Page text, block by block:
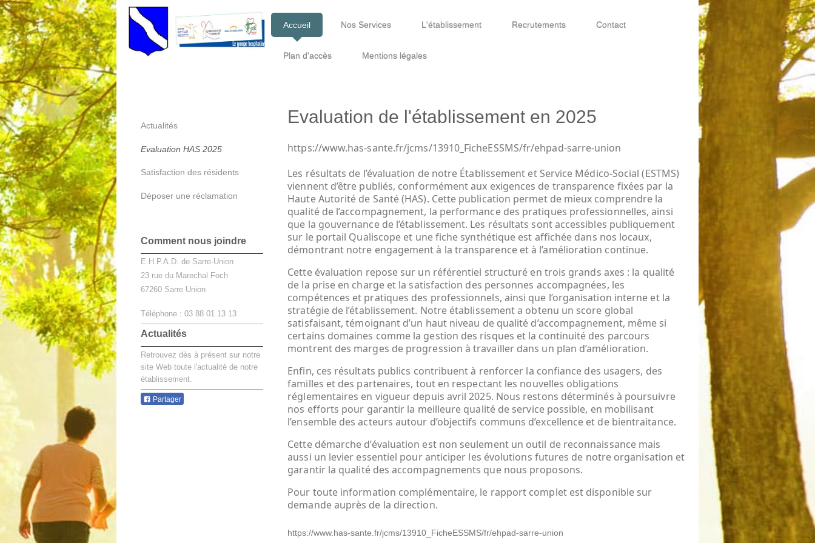
Accueil Nos Services L'établissement Recrutements Contact
Plan d'accès Mentions légales
Evaluation de l'établissement en 2025
https://www.has-sante.fr/jcms/13910_FicheESSMS/fr/ehpad-sarre-union
Les résultats de l’évaluation de notre Établissement et Service Médico-Social (ESTMS)
viennent d’être publiés, conformément aux exigences de transparence fixées par la
Haute Autorité de Santé (HAS). Cette publication permet de mieux comprendre la
qualité de l’accompagnement, la performance des pratiques professionnelles, ainsi
que la gouvernance de l’établissement. Les résultats sont accessibles publiquement
sur le portail Qualiscope et une fiche synthétique est affichée dans nos locaux,
démontrant notre engagement à la transparence et à l’amélioration continue.
Cette évaluation repose sur un référentiel structuré en trois grands axes : la qualité
de la prise en charge et la satisfaction des personnes accompagnées, les
compétences et pratiques des professionnels, ainsi que l’organisation interne et la
stratégie de l’établissement. Notre établissement a obtenu un score global
satisfaisant, témoignant d’un haut niveau de qualité d’accompagnement, même si
certains domaines comme la gestion des risques et la continuité des parcours
montrent des marges de progression à travailler dans un plan d’amélioration.
Enfin, ces résultats publics contribuent à renforcer la confiance des usagers, des
familles et des partenaires, tout en respectant les nouvelles obligations
réglementaires en vigueur depuis avril 2025. Nous restons déterminés à poursuivre
nos efforts pour garantir la meilleure qualité de service possible, en mobilisant
l’ensemble des acteurs autour d’objectifs communs d’excellence et de bientraitance.
Cette démarche d’évaluation est non seulement un outil de reconnaissance mais
aussi un levier essentiel pour anticiper les évolutions futures de notre organisation et
garantir la qualité des accompagnements que nous proposons.
Pour toute information complémentaire, le rapport complet est disponible sur
demande auprès de la direction.
https://www.has-sante.fr/jcms/13910_FicheESSMS/fr/ehpad-sarre-union
Actualités
Evaluation HAS 2025
Satisfaction des résidents
Déposer une réclamation
Comment nous joindre
E.H.P.A.D. de Sarre-Union
23 rue du Marechal Foch
67260 Sarre Union
Téléphone : 03 88 01 13 13
Actualités
Retrouvez dès à présent sur notre
site Web toute l'actualité de notre
établissement.
Partager